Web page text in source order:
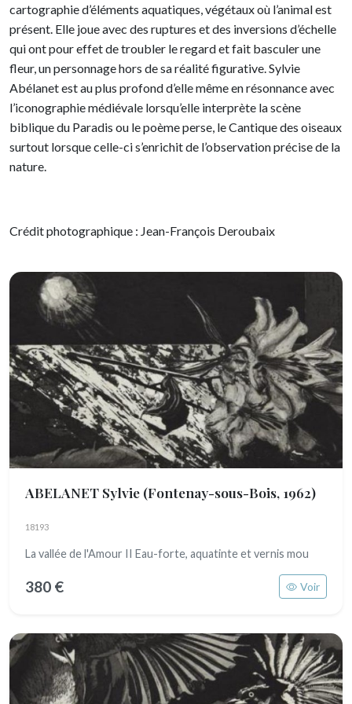
cartographie d’éléments aquatiques, végétaux où l’animal est
présent. Elle joue avec des ruptures et des inversions d’échelle
qui ont pour effet de troubler le regard et fait basculer une
fleur, un personnage hors de sa réalité figurative. Sylvie
Abélanet est au plus profond d’elle même en résonnance avec
l’iconographie médiévale lorsqu’elle interprète la scène
biblique du Paradis ou le poème perse, le Cantique des oiseaux
surtout lorsque celle-ci s’enrichit de l’observation précise de la
nature.
Crédit photographique : Jean-François Deroubaix
ABELANET Sylvie (Fontenay-sous-Bois, 1962)
18193
La vallée de l'Amour II Eau-forte, aquatinte et vernis mou
380 € Voir